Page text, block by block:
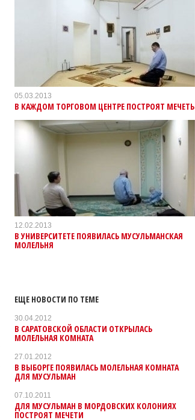
05.03.2013
В КАЖДОМ ТОРГОВОМ ЦЕНТРЕ ПОСТРОЯТ МЕЧЕТЬ
12.02.2013
В УНИВЕРСИТЕТЕ ПОЯВИЛАСЬ МУСУЛЬМАНСКАЯ
МОЛЕЛЬНЯ
ЕЩЕ НОВОСТИ ПО ТЕМЕ
30.04.2012
В САРАТОВСКОЙ ОБЛАСТИ ОТКРЫЛАСЬ
МОЛЕЛЬНАЯ КОМНАТА
27.01.2012
В ВЫБОРГЕ ПОЯВИЛАСЬ МОЛЕЛЬНАЯ КОМНАТА
ДЛЯ МУСУЛЬМАН
07.10.2011
ДЛЯ МУСУЛЬМАН В МОРДОВСКИХ КОЛОНИЯХ
ПОСТРОЯТ МЕЧЕТИ